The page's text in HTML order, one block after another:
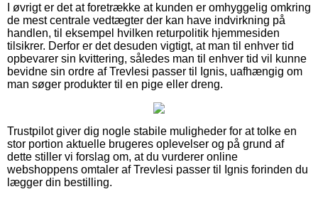
I øvrigt er det at foretrække at kunden er omhyggelig omkring
de mest centrale vedtægter der kan have indvirkning på
handlen, til eksempel hvilken returpolitik hjemmesiden
tilsikrer. Derfor er det desuden vigtigt, at man til enhver tid
opbevarer sin kvittering, således man til enhver tid vil kunne
bevidne sin ordre af Trevlesi passer til Ignis, uafhængig om
man søger produkter til en pige eller dreng.
Trustpilot giver dig nogle stabile muligheder for at tolke en
stor portion aktuelle brugeres oplevelser og på grund af
dette stiller vi forslag om, at du vurderer online
webshoppens omtaler af Trevlesi passer til Ignis forinden du
lægger din bestilling.